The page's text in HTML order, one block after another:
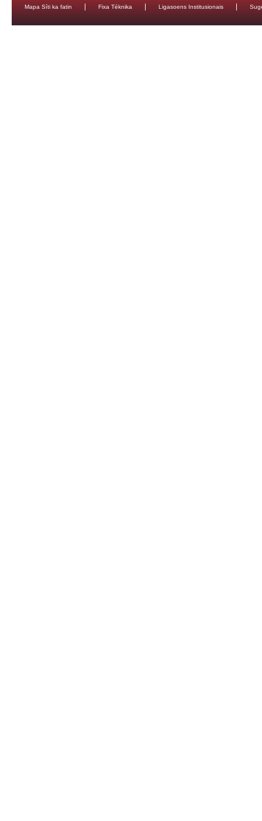
Mapa Síti ka fatin Fixa Téknika Ligasoens Institusionais